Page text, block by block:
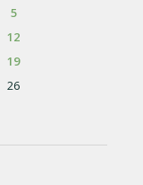
5
12
19
26